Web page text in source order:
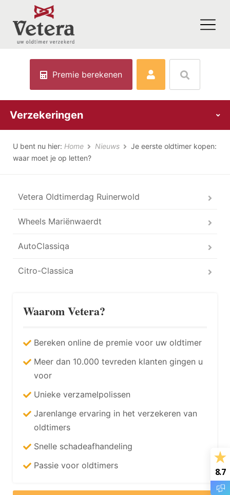
Premie berekenen
Verzekeringen
U bent nu hier: Home Nieuws
Je eerste oldtimer kopen:
waar moet je op letten?
Vetera Oldtimerdag Ruinerwold
Wheels Mariënwaerdt
AutoClassiqa
Citro-Classica
Waarom Vetera?
Bereken online de premie voor uw oldtimer
Meer dan 10.000 tevreden klanten gingen u
voor
Unieke verzamelpolissen
Jarenlange ervaring in het verzekeren van
oldtimers
Snelle schadeafhandeling
Passie voor oldtimers
8.7